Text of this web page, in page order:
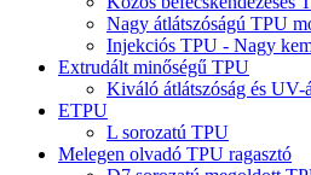
Nagy átlátszóságú TPU
Injekciós TPU - Nagy
Extrudált minőségű TPU
Kiváló átlátszóság és
ETPU
L sorozatú TPU
Melegen olvadó TPU ragasztó